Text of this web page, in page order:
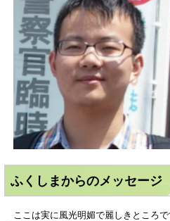
ふくしまからのメッセージ
ここは実に風光明媚で麗しきところ